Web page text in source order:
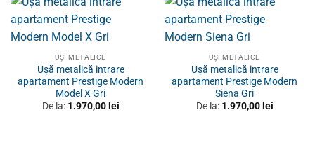
UȘI METALICE
Ușă metalică intrare
apartament Prestige Modern
Model X Gri
De la: 1.970,00 lei
UȘI METALICE
Ușă metalică intrare
apartament Prestige Modern
Siena Gri
De la: 1.970,00 lei